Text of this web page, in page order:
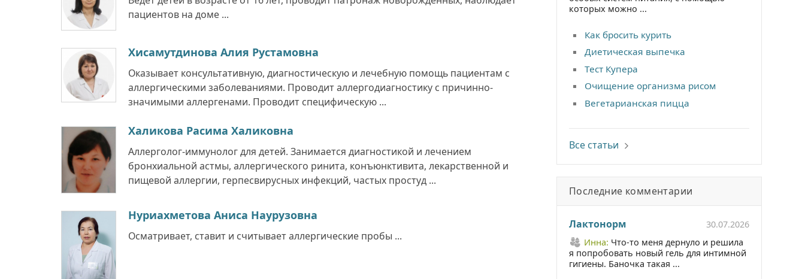
пациентов на доме ...
Хисамутдинова Алия Рустамовна
Оказывает консультативную, диагностическую и лечебную помощь пациентам с
аллергическими заболеваниями. Проводит аллергодиагностику с причинно-
значимыми аллергенами. Проводит специфическую ...
Халикова Расима Халиковна
Аллерголог-иммунолог для детей. Занимается диагностикой и лечением
бронхиальной астмы, аллергического ринита, конъюнктивита, лекарственной и
пищевой аллергии, герпесвирусных инфекций, частых простуд ...
Нуриахметова Аниса Наурузовна
Осматривает, ставит и считывает аллергические пробы ...
которых можно ...
Как бросить курить
Диетическая выпечка
Тест Купера
Очищение организма рисом
Вегетарианская пицца
Все статьи
Последние комментарии
Лактонорм
30.07.2026
Инна: Что-то меня дернуло и решила
я попробовать новый гель для интимной
гигиены. Баночка такая ...